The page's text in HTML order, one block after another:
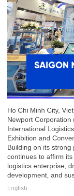
Ho Chi Minh City,
Newport Corporation
International
Exhibition and
Building on its
continues to affirm
logistics enterprise,
development, and
English